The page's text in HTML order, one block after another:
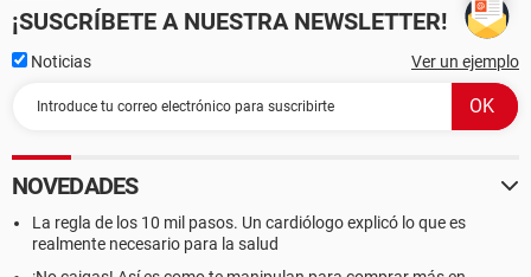
¡SUSCRÍBETE A NUESTRA NEWSLETTER!
Noticias Ver un ejemplo
NOVEDADES
La regla de los 10 mil pasos. Un cardiólogo explicó lo que es
realmente necesario para la salud